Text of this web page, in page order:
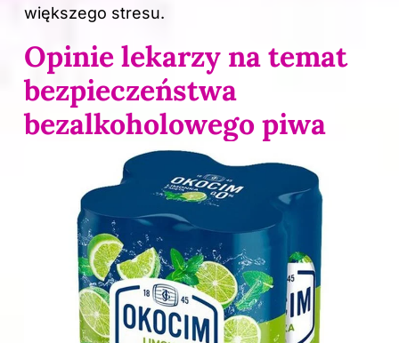
większego stresu.
Opinie lekarzy na temat
bezpieczeństwa
bezalkoholowego piwa